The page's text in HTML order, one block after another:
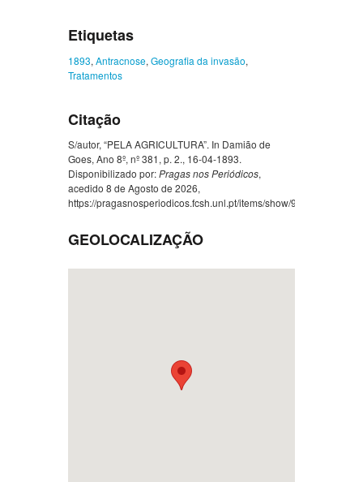
Etiquetas
1893, Antracnose, Geografia da invasão,
Tratamentos
Citação
S/autor, “PELA AGRICULTURA”. In Damião de
Goes, Ano 8º, nº 381, p. 2., 16-04-1893.
Disponibilizado por:Pragas nos Periódicos,
acedido 8 de Agosto de 2026,
https://pragasnosperiodicos.fcsh.unl.pt/items/show/944
GEOLOCALIZAÇÃO